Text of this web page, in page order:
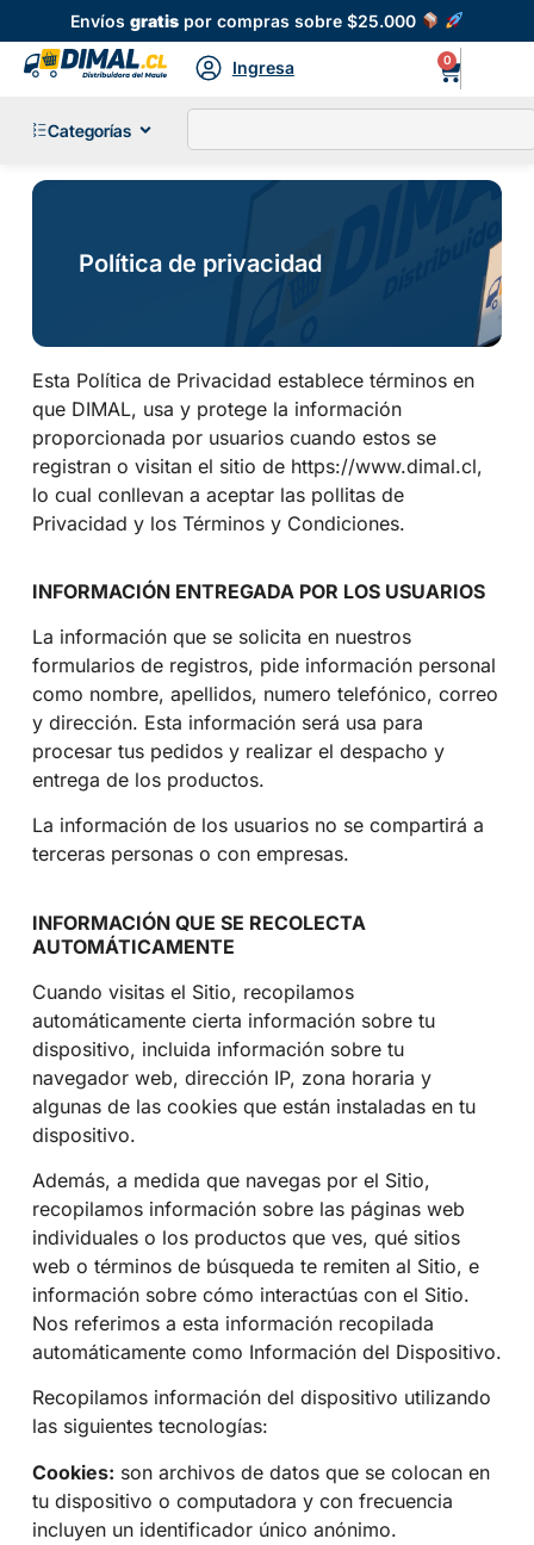
Envíosgratis por compras sobre $25.000
Ingresa 0
Categorías
Política de privacidad
Esta Política de Privacidad establece términos en
que DIMAL, usa y protege la información
proporcionada por usuarios cuando estos se
registran o visitan el sitio de https://www.dimal.cl,
lo cual conllevan a aceptar las pollitas de
Privacidad y los Términos y Condiciones.
INFORMACIÓN ENTREGADA POR LOS USUARIOS
La información que se solicita en nuestros
formularios de registros, pide información personal
como nombre, apellidos, numero telefónico, correo
y dirección. Esta información será usa para
procesar tus pedidos y realizar el despacho y
entrega de los productos.
La información de los usuarios no se compartirá a
terceras personas o con empresas.
INFORMACIÓN QUE SE RECOLECTA
AUTOMÁTICAMENTE
Cuando visitas el Sitio, recopilamos
automáticamente cierta información sobre tu
dispositivo, incluida información sobre tu
navegador web, dirección IP, zona horaria y
algunas de las cookies que están instaladas en tu
dispositivo.
Además, a medida que navegas por el Sitio,
recopilamos información sobre las páginas web
individuales o los productos que ves, qué sitios
web o términos de búsqueda te remiten al Sitio, e
información sobre cómo interactúas con el Sitio.
Nos referimos a esta información recopilada
automáticamente como Información del Dispositivo.
Recopilamos información del dispositivo utilizando
las siguientes tecnologías:
Cookies: son archivos de datos que se colocan en
tu dispositivo o computadora y con frecuencia
incluyen un identificador único anónimo.